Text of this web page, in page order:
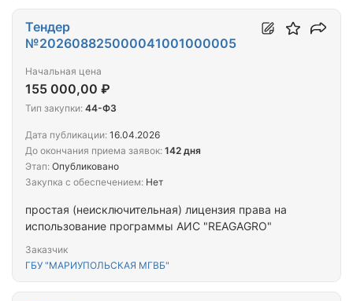
по сопровождению компьютерных систем
простая (неисключительная) лицензия права на
использование программы АИС "REAGAGRO"
Заказчик
ГБУ "МАРИУПОЛЬСКАЯ МГВБ"
Тендер
№202608825000041001000005
Начальная цена
155 000,00 ₽
Тип закупки: 44-ФЗ
Дата публикации: 16.04.2026
До окончания приема заявок: 142 дня
Этап: Опубликовано
Закупка с обеспечением: Нет